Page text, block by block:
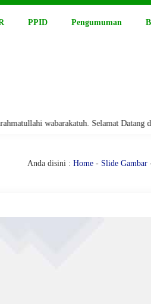
PPID Pengumuman
Selamat Datang di Website
Anda disini : Home- Slide Gambar